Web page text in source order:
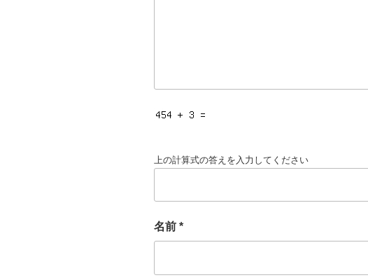
上の計算式の答えを入力してください
名前 *